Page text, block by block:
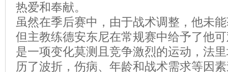
热爱和奉献。
虽然在季后赛中，由于战术调整，他未
但主教练德安东尼在常规赛中给予了他
是一项变化莫测且竞争激烈的运动，法
历了波折，伤病、年龄和战术需求等因